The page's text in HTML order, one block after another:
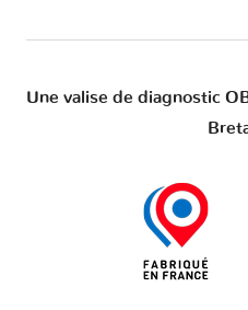
Une valise de diagnostic